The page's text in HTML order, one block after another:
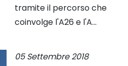
tramite il percorso che
coinvolge l'A26 e l'A...
05 Settembre 2018